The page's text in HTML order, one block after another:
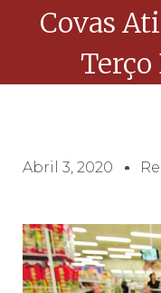
Covas
Terço
Abril 3, 2020